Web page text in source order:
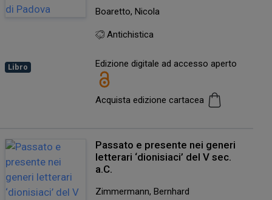
Libro
Boaretto, Nicola
Antichistica
Edizione digitale ad accesso aperto
Acquista edizione cartacea
Passato e presente nei generi
letterari ‘dionisiaci’ del V sec.
a.C.
Zimmermann, Bernhard